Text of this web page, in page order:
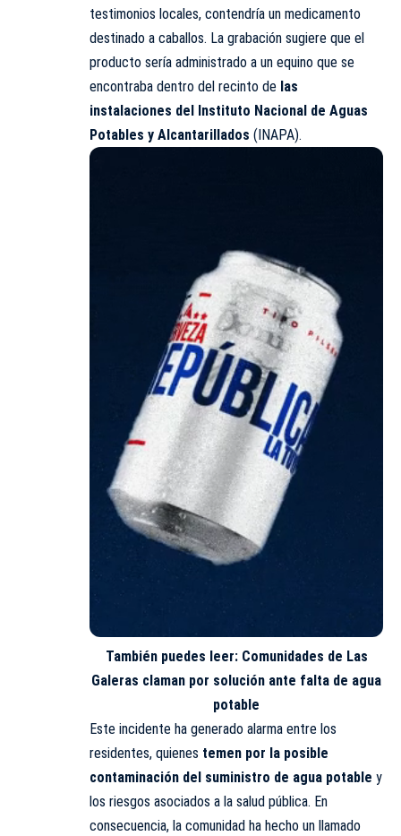
testimonios locales, contendría un medicamento
destinado a caballos. La grabación sugiere que el
producto sería administrado a un equino que se
encontraba dentro del recinto de las
instalaciones del Instituto Nacional de Aguas
Potables y Alcantarillados (INAPA).
También puedes leer: Comunidades de Las
Galeras claman por solución ante falta de agua
potable
Este incidente ha generado alarma entre los
residentes, quienes temen por la posible
contaminación del suministro de agua potable y
los riesgos asociados a la salud pública. En
consecuencia, la comunidad ha hecho un llamado